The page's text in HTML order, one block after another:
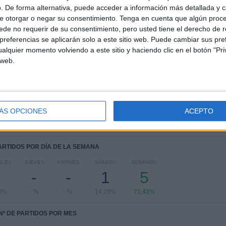
De forma alternativa, puede acceder a información más detallada y
otorgar o negar su consentimiento. Tenga en cuenta que algún
no requerir de su consentimiento, pero usted tiene el derecho de
se aplicarán solo a este sitio web. Puede cambiar sus
momento volviendo a este sitio y haciendo clic en el botón
OPCIONES ACEPTO
RIVALES
VS
Chivilcoy
COMPETICIONES
RANKING POR COMPETICIONES
POR DÍA DE LA SEMANA
JUEVES
-
- %
VIERNES
-
- %
SÁBADO
1
14,29%
DOMINGO
5
71,43%
Nº DE PARTIDOS POR MES